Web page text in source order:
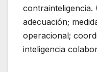
adecuación;
operacional;
inteligencia